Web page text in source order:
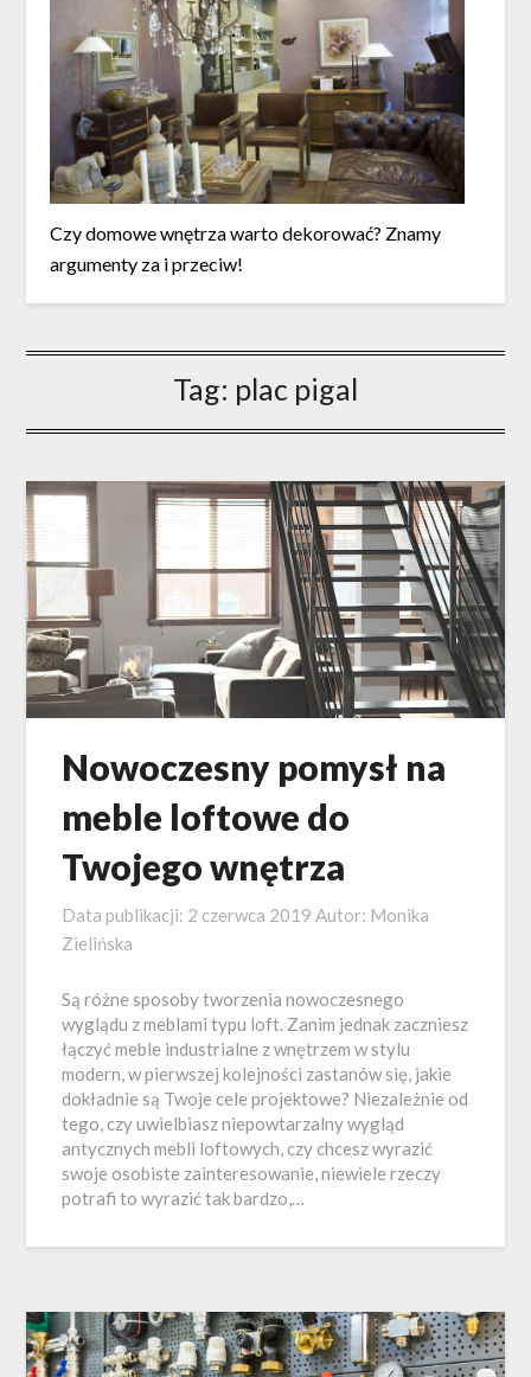
Czy domowe wnętrza warto dekorować? Znamy
argumenty za i przeciw!
Tag: plac pigal
Nowoczesny pomysł na
meble loftowe do
Twojego wnętrza
Data publikacji: 2 czerwca 2019 Autor: Monika
Zielińska
Są różne sposoby tworzenia nowoczesnego
wyglądu z meblami typu loft. Zanim jednak zaczniesz
łączyć meble industrialne z wnętrzem w stylu
modern, w pierwszej kolejności zastanów się, jakie
dokładnie są Twoje cele projektowe? Niezależnie od
tego, czy uwielbiasz niepowtarzalny wygląd
antycznych mebli loftowych, czy chcesz wyrazić
swoje osobiste zainteresowanie, niewiele rzeczy
potrafi to wyrazić tak bardzo,…